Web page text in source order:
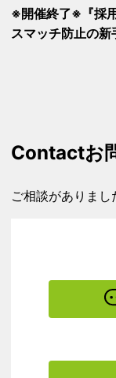
※開催終了※『採
スマッチ防止の
Contactお
ご相談がありまし